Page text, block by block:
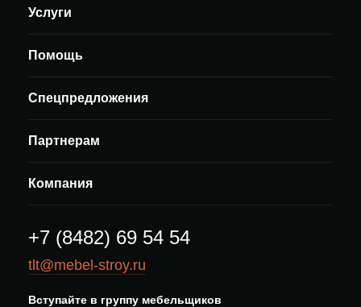
Услуги
Помощь
Спецпредложения
Партнерам
Компания
+7 (8482) 69 54 54
tlt@mebel-stroy.ru
Вступайте в группу мебельщиков